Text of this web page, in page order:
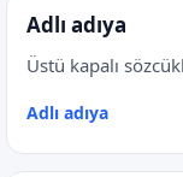
Adlı adıya
Üstü kapalı
Adlı adıya